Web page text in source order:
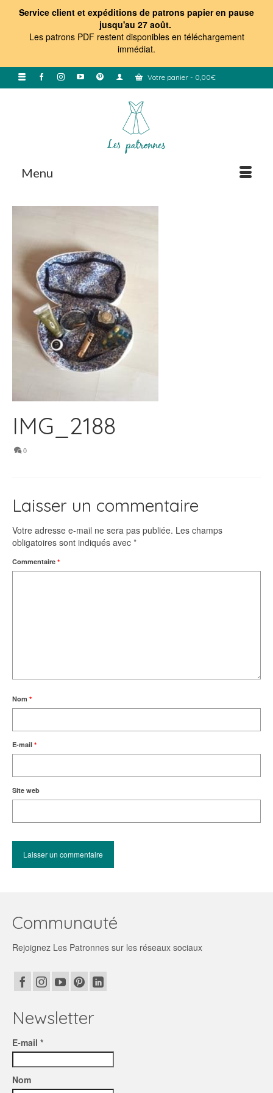
Service client et expéditions de patrons papier en pause
jusqu'au 27 août.
Les patrons PDF restent disponibles en téléchargement
immédiat.
Votre panier - 0,00€
Menu
IMG_2188
0
Laisser un commentaire
Votre adresse e-mail ne sera pas publiée. Les champs
obligatoires sont indiqués avec *
Commentaire *
Nom *
E-mail *
Site web
Communauté
Rejoignez Les Patronnes sur les réseaux sociaux
Newsletter
E-mail *
Nom